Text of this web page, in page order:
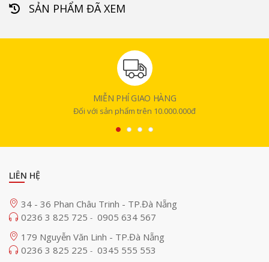
SẢN PHẨM ĐÃ XEM
MIỄN PHÍ GIAO HÀNG
Đối với sản phẩm trên 10.000.000đ
LIÊN HỆ
34 - 36 Phan Châu Trinh - TP.Đà Nẵng
0236 3 825 725 - 0905 634 567
179 Nguyễn Văn Linh - TP.Đà Nẵng
0236 3 825 225 - 0345 555 553